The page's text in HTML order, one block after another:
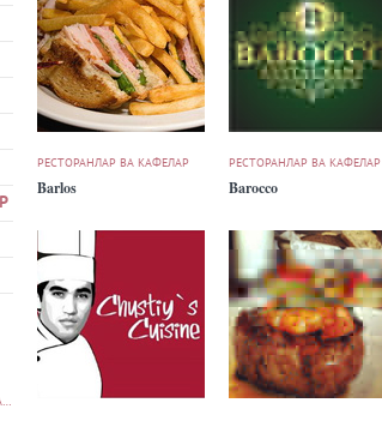
РЕСТОРАНЛАР ВА КАФЕЛАР
РЕСТОРАНЛАР ВА КАФЕЛАР
Barlos
РЕСТОРАНЛАР ВА КАФЕЛАР
Barocco